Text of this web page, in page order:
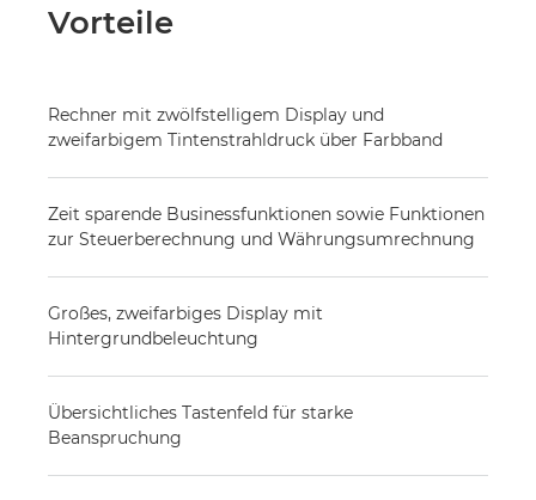
Vorteile
Rechner mit zwölfstelligem Display und
zweifarbigem Tintenstrahldruck über Farbband
Zeit sparende Businessfunktionen sowie Funktionen
zur Steuerberechnung und Währungsumrechnung
Großes, zweifarbiges Display mit
Hintergrundbeleuchtung
Übersichtliches Tastenfeld für starke
Beanspruchung